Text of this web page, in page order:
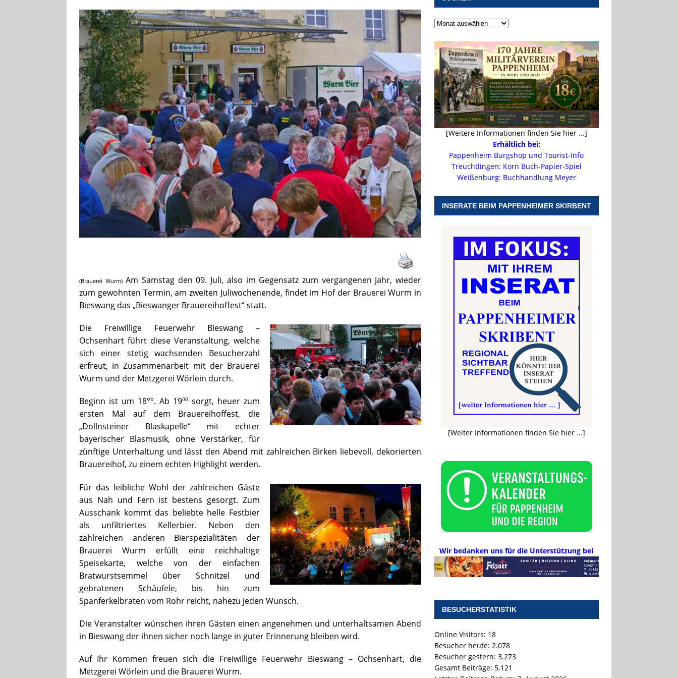
ankommen
VERANSTALTUNGEN
[ 4. August 2026 ] Kanonendonner und Pappenheimer Marsch für Hubert
Aiwanger
VERANSTALTUNGEN
[ 7. August 2026 ] Sommerabendmusik mit Pop und Musicalklängen in
Pappenheim
KIRCHEN
(Brauerei Wurm)Am Samstag den 09. Juli, also im Gegensatz zum vergangenen Jahr, wieder
zum gewohnten Termin, am zweiten Juliwochenende, findet im Hof der Brauerei Wurm in
Bieswang das „Bieswanger Brauereihoffest“ statt.
Die Freiwillige Feuerwehr Bieswang –
Ochsenhart führt diese Veranstaltung, welche
sich einer stetig wachsenden Besucherzahl
erfreut, in Zusammenarbeit mit der Brauerei
Wurm und der Metzgerei Wörlein durch.
Beginn ist um 18°°. Ab 1900 sorgt, heuer zum
ersten Mal auf dem Brauereihoffest, die
„Dollnsteiner Blaskapelle“ mit echter
bayerischer Blasmusik, ohne Verstärker, für
zünftige Unterhaltung und lässt den Abend mit zahlreichen Birken liebevoll, dekorierten
Brauereihof, zu einem echten Highlight werden.
Für das leibliche Wohl der zahlreichen Gäste
aus Nah und Fern ist bestens gesorgt. Zum
Ausschank kommt das beliebte helle Festbier
als unfiltriertes Kellerbier. Neben den
zahlreichen anderen Bierspezialitäten der
Brauerei Wurm erfüllt eine reichhaltige
Speisekarte, welche von der einfachen
Bratwurstsemmel über Schnitzel und
gebratenen Schäufele, bis hin zum
Spanferkelbraten vom Rohr reicht, nahezu jeden Wunsch.
Die Veranstalter wünschen ihren Gästen einen angenehmen und unterhaltsamen Abend
in Bieswang der ihnen sicher noch lange in guter Erinnerung bleiben wird.
Auf Ihr Kommen freuen sich die Freiwillige Feuerwehr Bieswang – Ochsenhart, die
Metzgerei Wörlein und die Brauerei Wurm.
[Weitere Informationen finden Sie hier ...]
Erhältlich bei:
Pappenheim Burgshop und Tourist-Info
Treuchtlingen: Korn Buch-Papier-Spiel
Weißenburg: Buchhandlung Meyer
INSERATE BEIM PAPPENHEIMER SKIRBENT
[Weiter Informationen finden Sie hier ...]
Wir bedanken uns für die Unterstützung bei
BESUCHERSTATISTIK
Online Visitors: 18
Besucher heute: 2.078
Besucher gestern: 3.273
Gesamt Beiträge: 5.121